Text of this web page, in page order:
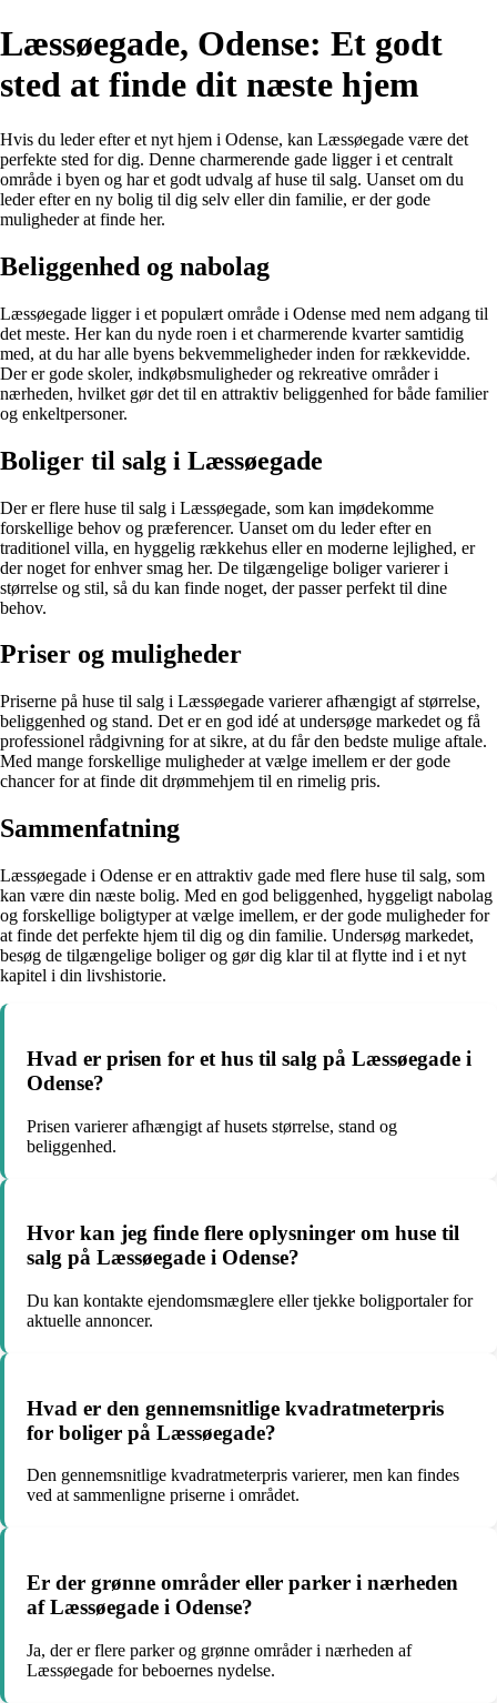
Læssøegade, Odense: Et godt
sted at finde dit næste hjem
Hvis du leder efter et nyt hjem i Odense, kan Læssøegade være det
perfekte sted for dig. Denne charmerende gade ligger i et centralt
område i byen og har et godt udvalg af huse til salg. Uanset om du
leder efter en ny bolig til dig selv eller din familie, er der gode
muligheder at finde her.
Beliggenhed og nabolag
Læssøegade ligger i et populært område i Odense med nem adgang til
det meste. Her kan du nyde roen i et charmerende kvarter samtidig
med, at du har alle byens bekvemmeligheder inden for rækkevidde.
Der er gode skoler, indkøbsmuligheder og rekreative områder i
nærheden, hvilket gør det til en attraktiv beliggenhed for både familier
og enkeltpersoner.
Boliger til salg i Læssøegade
Der er flere huse til salg i Læssøegade, som kan imødekomme
forskellige behov og præferencer. Uanset om du leder efter en
traditionel villa, en hyggelig rækkehus eller en moderne lejlighed, er
der noget for enhver smag her. De tilgængelige boliger varierer i
størrelse og stil, så du kan finde noget, der passer perfekt til dine
behov.
Priser og muligheder
Priserne på huse til salg i Læssøegade varierer afhængigt af størrelse,
beliggenhed og stand. Det er en god idé at undersøge markedet og få
professionel rådgivning for at sikre, at du får den bedste mulige aftale.
Med mange forskellige muligheder at vælge imellem er der gode
chancer for at finde dit drømmehjem til en rimelig pris.
Sammenfatning
Læssøegade i Odense er en attraktiv gade med flere huse til salg, som
kan være din næste bolig. Med en god beliggenhed, hyggeligt nabolag
og forskellige boligtyper at vælge imellem, er der gode muligheder for
at finde det perfekte hjem til dig og din familie. Undersøg markedet,
besøg de tilgængelige boliger og gør dig klar til at flytte ind i et nyt
kapitel i din livshistorie.
Hvad er prisen for et hus til salg på Læssøegade i
Odense?
Prisen varierer afhængigt af husets størrelse, stand og
beliggenhed.
Hvor kan jeg finde flere oplysninger om huse til
salg på Læssøegade i Odense?
Du kan kontakte ejendomsmæglere eller tjekke boligportaler for
aktuelle annoncer.
Hvad er den gennemsnitlige kvadratmeterpris
for boliger på Læssøegade?
Den gennemsnitlige kvadratmeterpris varierer, men kan findes
ved at sammenligne priserne i området.
Er der grønne områder eller parker i nærheden
af Læssøegade i Odense?
Ja, der er flere parker og grønne områder i nærheden af
Læssøegade for beboernes nydelse.